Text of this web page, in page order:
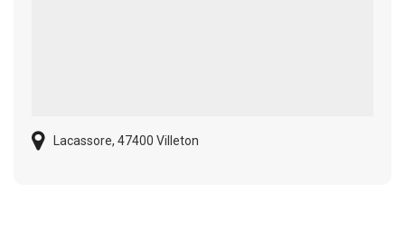
Lacassore, 47400 Villeton